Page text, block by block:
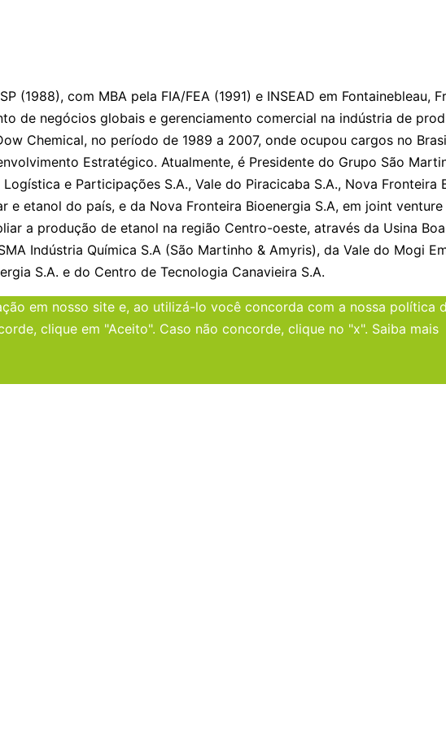
(1988), com MBA pela FIA/FEA (1991) e INSEAD em Fontainebleau,
de negócios globais e gerenciamento comercial na indústria de
Chemical, no período de 1989 a 2007, onde ocupou cargos no
Estratégico. Atualmente, é Presidente do Grupo São
e Participações S.A., Vale do Piracicaba S.A., Nova Fronteira
etanol do país, e da Nova Fronteira Bioenergia S.A, em joint
a produção de etanol na região Centro-oeste, através da Usina
Indústria Química S.A (São Martinho & Amyris), da Vale do Mogi
S.A. e do Centro de Tecnologia Canavieira S.A.
em nosso site e, ao utilizá-lo você concorda com a nossa política
clique em "Aceito". Caso não concorde, clique no "x". Saiba mais